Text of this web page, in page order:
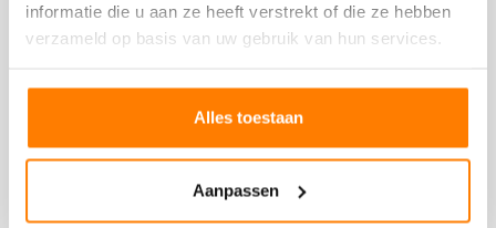
informatie die u aan ze heeft verstrekt of die ze hebben
verzameld op basis van uw gebruik van hun services.
Alles toestaan
Aanpassen